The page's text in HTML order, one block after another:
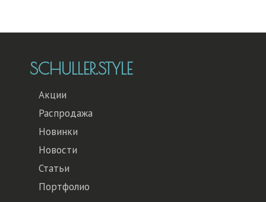
SCHULLER.STYLE
Акции
Распродажа
Новинки
Новости
Статьи
Портфолио